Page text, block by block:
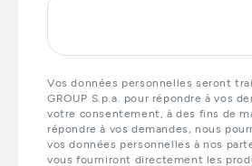
Vos données personnelles seront
GROUP S.p.a. pour répondre à vos
votre consentement, à des fins de
répondre à vos demandes, nous
vos données personnelles à nos
vous fourniront directement les